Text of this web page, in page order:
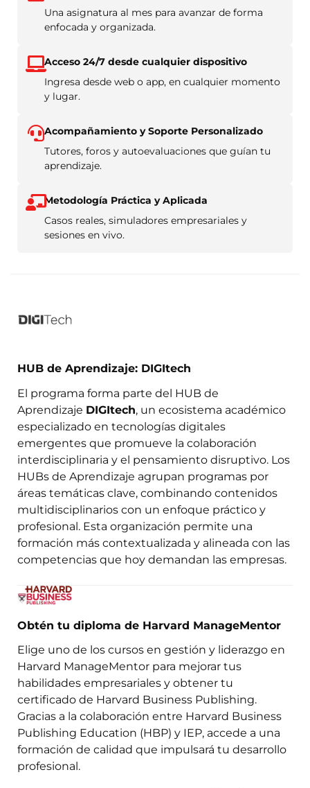
Una asignatura al mes para avanzar de forma
enfocada y organizada.
Acceso 24/7 desde cualquier dispositivo
Ingresa desde web o app, en cualquier momento
y lugar.
Acompañamiento y Soporte Personalizado
Tutores, foros y autoevaluaciones que guían tu
aprendizaje.
Metodología Práctica y Aplicada
Casos reales, simuladores empresariales y
sesiones en vivo.
HUB de Aprendizaje: DIGItech
El programa forma parte del HUB de
Aprendizaje DIGItech, un ecosistema académico
especializado en tecnologías digitales
emergentes que promueve la colaboración
interdisciplinaria y el pensamiento disruptivo. Los
HUBs de Aprendizaje agrupan programas por
áreas temáticas clave, combinando contenidos
multidisciplinarios con un enfoque práctico y
profesional. Esta organización permite una
formación más contextualizada y alineada con las
competencias que hoy demandan las empresas.
Obtén tu diploma de Harvard ManageMentor
Elige uno de los cursos en gestión y liderazgo en
Harvard ManageMentor para mejorar tus
habilidades empresariales y obtener tu
certificado de Harvard Business Publishing.
Gracias a la colaboración entre Harvard Business
Publishing Education (HBP) y IEP, accede a una
formación de calidad que impulsará tu desarrollo
profesional.